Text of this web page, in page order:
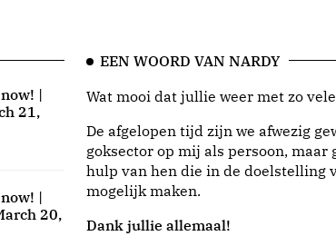
|
21,
|
20,
EEN WOORD VAN NARDY
Wat mooi dat jullie weer met zo
De afgelopen tijd zijn we afwezig
goksector op mij als persoon,
hulp van hen die in de doelstelling
mogelijk maken.
Dank jullie allemaal!